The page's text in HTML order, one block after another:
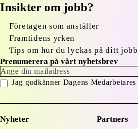
Insikter om jobb?
Företagen som anställer
Framtidens yrken
Tips om hur du lyckas på ditt jobb
Prenumerera på vårt nyhetsbrev
Jag godkänner Dagens Medarbetares
Nyheter Partners